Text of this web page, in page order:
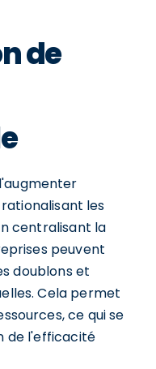
de
les
centralisant la
peuvent
doublons et
Cela permet
ce qui se
de l'efficacité